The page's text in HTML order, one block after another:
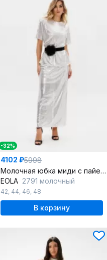
-32%
4102 ₽5998
Молочная юбка миди с пайетками и разрезом сзади
EOLA 2791 молочный
42, 44, 46, 48
В корзину